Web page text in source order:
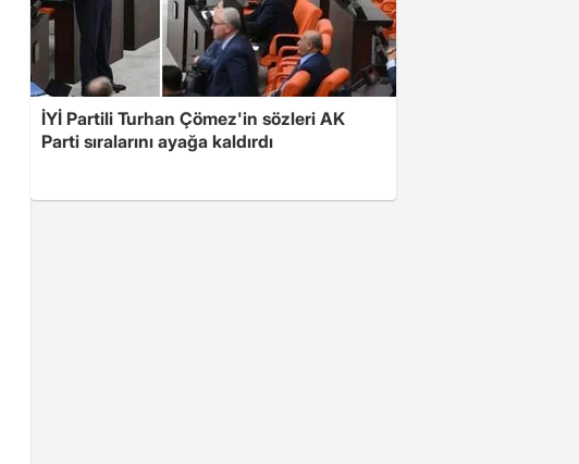
İYİ Partili Turhan Çömez'in sözleri AK
Parti sıralarını ayağa kaldırdı